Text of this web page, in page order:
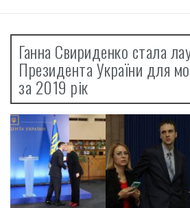
Ганна Свириденко стала
Президента України для
за 2019 рік